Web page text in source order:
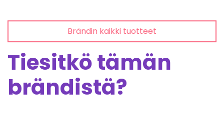
Brändin kaikki tuotteet
Tiesitkö tämän
brändistä?